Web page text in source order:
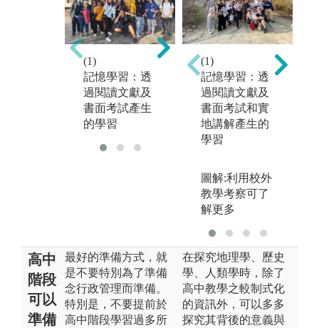
(1)
記憶學習：透
過閱讀文獻及
書面考試產生
的學習
(2)
參與學習：透
過參與實際工
作而產生的學
習
(1)
記憶學習：透
過閱讀文獻及
書面考試和實
地講解產生的
學習
圖解:利用校外
教學考察可了
解更多
高中
階段
可以
準備
最好的準備方式，就
是不要特別為了準備
念行政管理而準備。
特別是，不要提前於
高中階段學習過多所
在探究地理學、歷史
學、人類學時，除了
高中教學之較制式化
的資訊外，可以多多
探究其背後的意義與